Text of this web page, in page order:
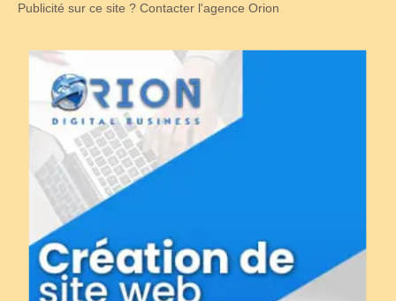
Publicité sur ce site ? Contacter l'agence Orion